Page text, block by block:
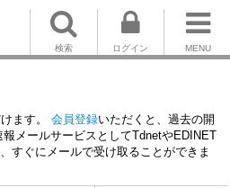
MENU
ログイン
検索
ます。 会員登録いただくと、過去の開
メールサービスとしてTdnetやEDINET
すぐにメールで受け取ることができま